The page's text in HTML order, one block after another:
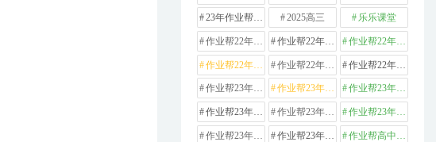
23年作业帮高中英语 2025高三 乐乐课堂
作业帮22年高中化学 作业帮22年高中数学 作业帮22年高中物理
作业帮22年高中生物 作业帮22年高中英语 作业帮22年高中语文
作业帮23年高中化学 作业帮23年高中历史 作业帮23年高中地理
作业帮23年高中数学 作业帮23年高中物理 作业帮23年高中生物
作业帮23年高中英语 作业帮23年高中语文 作业帮高中化学